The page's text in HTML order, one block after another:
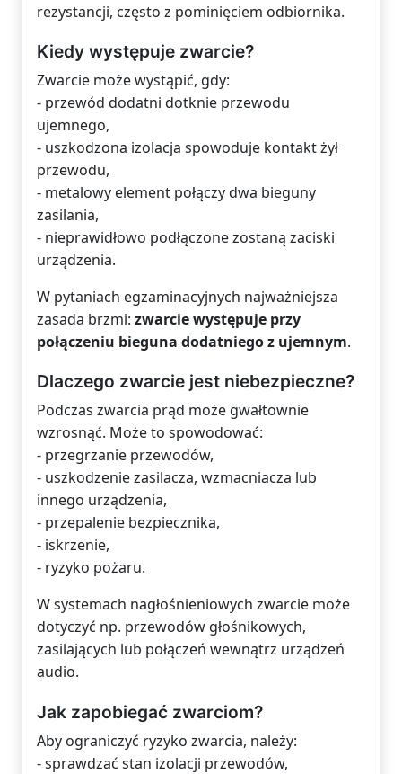
rezystancji, często z pominięciem odbiornika.
Kiedy występuje zwarcie?
Zwarcie może wystąpić, gdy:
- przewód dodatni dotknie przewodu
ujemnego,
- uszkodzona izolacja spowoduje kontakt żył
przewodu,
- metalowy element połączy dwa bieguny
zasilania,
- nieprawidłowo podłączone zostaną zaciski
urządzenia.
W pytaniach egzaminacyjnych najważniejsza
zasada brzmi: zwarcie występuje przy
połączeniu bieguna dodatniego z ujemnym.
Dlaczego zwarcie jest niebezpieczne?
Podczas zwarcia prąd może gwałtownie
wzrosnąć. Może to spowodować:
- przegrzanie przewodów,
- uszkodzenie zasilacza, wzmacniacza lub
innego urządzenia,
- przepalenie bezpiecznika,
- iskrzenie,
- ryzyko pożaru.
W systemach nagłośnieniowych zwarcie może
dotyczyć np. przewodów głośnikowych,
zasilających lub połączeń wewnątrz urządzeń
audio.
Jak zapobiegać zwarciom?
Aby ograniczyć ryzyko zwarcia, należy:
- sprawdzać stan izolacji przewodów,